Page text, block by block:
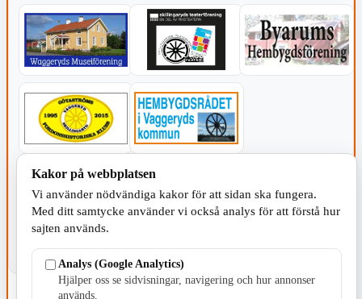
KOMMUNEN
Kakor på webbplatsen
Vi använder nödvändiga kakor för att sidan ska fungera.
Med ditt samtycke använder vi också analys för att förstå hur
sajten används.
Analys (Google Analytics)
Hjälper oss se sidvisningar, navigering och hur annonser
används.